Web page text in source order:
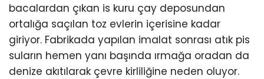
bacalardan çıkan is kuru çay deposundan
ortalığa saçılan toz evlerin içerisine kadar
giriyor. Fabrikada yapılan imalat sonrası atık pis
suların hemen yanı başında ırmağa oradan da
denize akıtılarak çevre kirliliğine neden oluyor.